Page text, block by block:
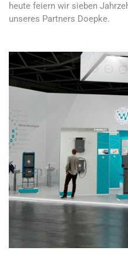
heute feiern wir sieben
unseres Partners Doepke.